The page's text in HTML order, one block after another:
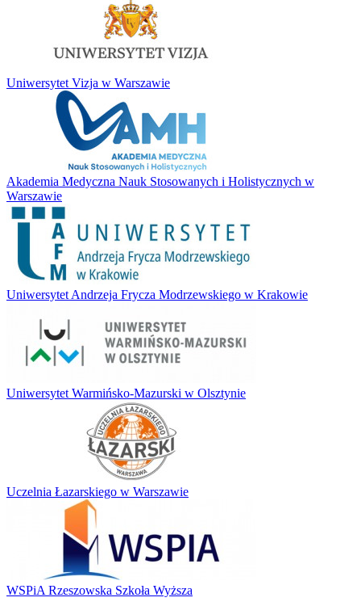
Uniwersytet Vizja w Warszawie
Akademia Medyczna Nauk Stosowanych i Holistycznych w
Warszawie
Uniwersytet Andrzeja Frycza Modrzewskiego w Krakowie
Uniwersytet Warmińsko-Mazurski w Olsztynie
Uczelnia Łazarskiego w Warszawie
WSPiA Rzeszowska Szkoła Wyższa